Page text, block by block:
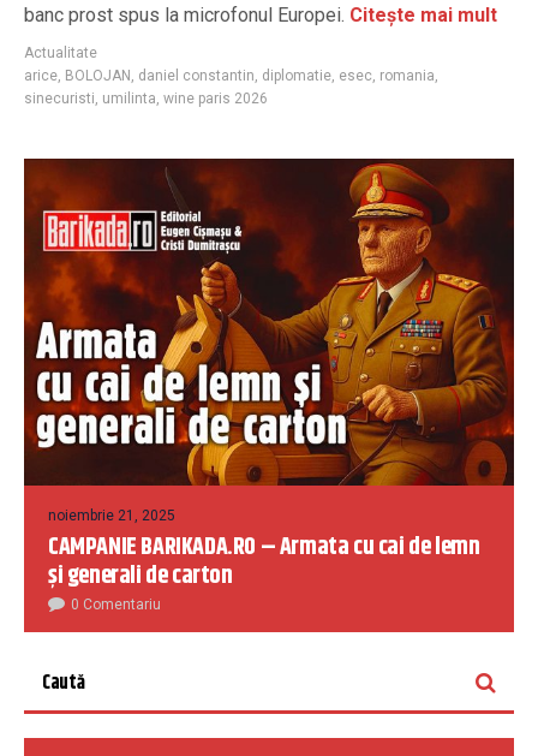
banc prost spus la microfonul Europei. Citește mai mult
Actualitate
arice, BOLOJAN , daniel constantin, diplomatie, esec, romania,
sinecuristi, umilinta, wine paris 2026
noiembrie 21, 2025
CAMPANIE BARIKADA.RO – Armata cu cai de lemn
și generali de carton
0 Comentariu